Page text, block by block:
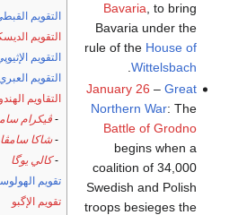
التقويم
التقويم
التقويم
التقويم
التقاويم
- ڤيكرام
-شاكا
-كالي يوگا
تقويم
تقويم الإگبو
Bavaria , to bring
Bavaria under the
rule of the House of
Wittelsbach
January 26 – Great
Northern War: The
Battle of Grodno
begins when a
coalition of 34,000
Swedish and Polish
troops besieges the